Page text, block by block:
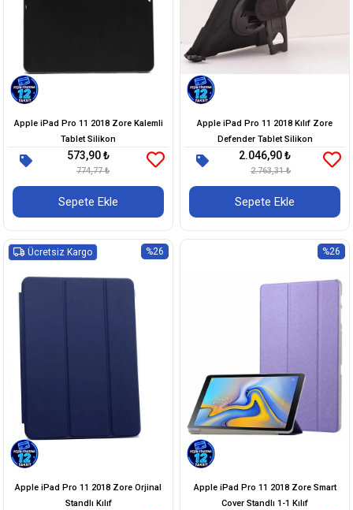
Apple iPad Pro 11 2018 Zore Kalemli
Tablet Silikon
573,90 ₺
774,77 ₺
Sepete Ekle
Apple iPad Pro 11 2018 Kılıf Zore
Defender Tablet Silikon
2.046,90 ₺
2.763,31 ₺
Sepete Ekle
Apple iPad Pro 11 2018 Zore Orjinal
Standlı Kılıf
%26
Ücretsiz Kargo
Apple iPad Pro 11 2018 Zore Smart
Cover Standlı 1-1 Kılıf
%26